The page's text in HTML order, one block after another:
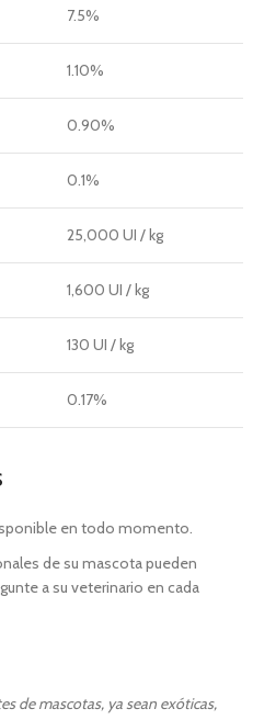
7.5%
1.10%
0.90%
0.1%
25,000 UI / kg
1,600 UI / kg
130 UI / kg
0.17%
en todo momento.
de su mascota pueden
a su veterinario en cada
de mascotas, ya sean exóticas,